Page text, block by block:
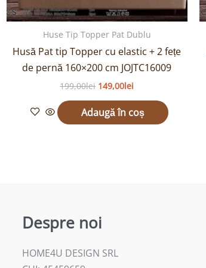
Huse Tip Topper Pat Dublu
Husă Pat tip Topper cu elastic + 2 fețe
de pernă 160×200 cm JOJTC16009
199,00lei 149,00lei
Adaugă în coș
Despre noi
HOME4U DESIGN SRL